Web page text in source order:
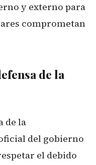
y externo para
comprometan
de la
de la
del gobierno
el debido